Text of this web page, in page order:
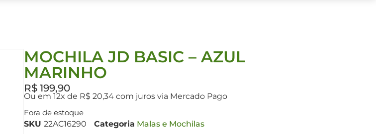
MOCHILA JD BASIC – AZUL
MARINHO
R$ 199,90
Ou em 12x de R$ 20,34 com juros via Mercado Pago
Fora de estoque
SKU 22AC16290 Categoria Malas e Mochilas